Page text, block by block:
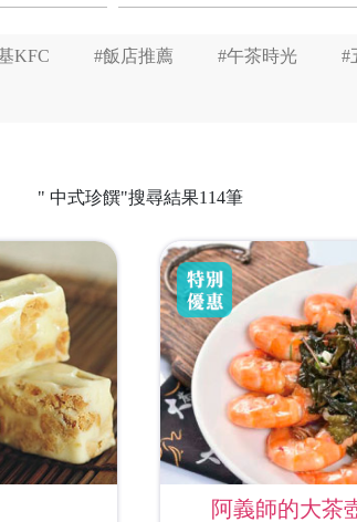
KFC #飯店推薦 #午茶時光 #
" 中式珍饌"搜尋結果114筆
阿義師的大茶